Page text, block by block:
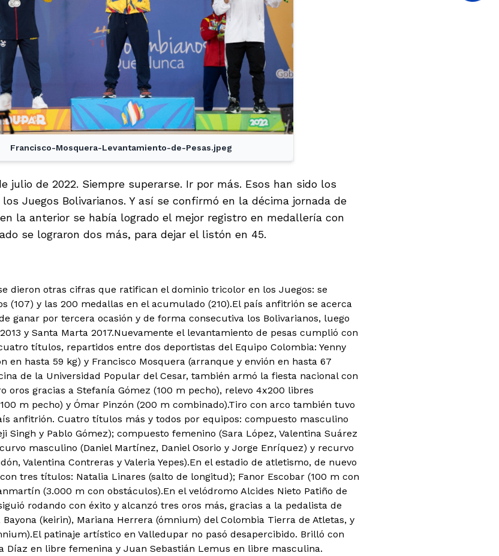
Francisco-Mosquera-Levantamiento-de-Pesas.jpeg
julio de 2022. Siempre superarse. Ir por más. Esos han sido los
Juegos Bolivarianos. Y así se confirmó en la décima jornada de
la anterior se había logrado el mejor registro en medallería con
se lograron dos más, para dejar el listón en 45.
dieron otras cifras que ratifican el dominio tricolor en los Juegos: se
(107) y las 200 medallas en el acumulado (210).El país anfitrión se acerca
ganar por tercera ocasión y de forma consecutiva los Bolivarianos, luego
y Santa Marta 2017.Nuevamente el levantamiento de pesas cumplió con
títulos, repartidos entre dos deportistas del Equipo Colombia: Yenny
en hasta 59 kg) y Francisco Mosquera (arranque y envión en hasta 67
de la Universidad Popular del Cesar, también armó la fiesta nacional con
oros gracias a Stefanía Gómez (100 m pecho), relevo 4x200 libres
m pecho) y Ómar Pinzón (200 m combinado).Tiro con arco también tuvo
anfitrión. Cuatro títulos más y todos por equipos: compuesto masculino
Singh y Pablo Gómez); compuesto femenino (Sara López, Valentina Suárez
masculino (Daniel Martínez, Daniel Osorio y Jorge Enríquez) y recurvo
Valentina Contreras y Valeria Yepes).En el estadio de atletismo, de nuevo
tres títulos: Natalia Linares (salto de longitud); Fanor Escobar (100 m con
(3.000 m con obstáculos).En el velódromo Alcides Nieto Patiño de
rodando con éxito y alcanzó tres oros más, gracias a la pedalista de
(keirin), Mariana Herrera (ómnium) del Colombia Tierra de Atletas, y
patinaje artístico en Valledupar no pasó desapercibido. Brilló con
Díaz en libre femenina y Juan Sebastián Lemus en libre masculina.